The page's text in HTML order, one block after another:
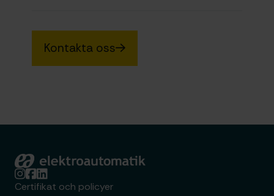
Kontakta oss
Elektroautomatik
Certifikat och policyer